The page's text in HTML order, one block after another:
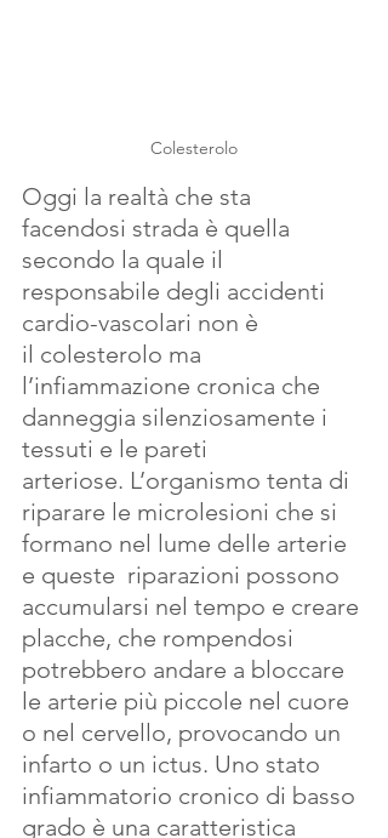
Colesterolo
Oggi la realtà che sta
facendosi strada è quella
secondo la quale il
responsabile degli accidenti
cardio-vascolari non è
il colesterolo ma
l’infiammazione cronica che
danneggia silenziosamente i
tessuti e le pareti
arteriose. L’organismo tenta di
riparare le microlesioni che si
formano nel lume delle arterie
e queste  riparazioni possono
accumularsi nel tempo e creare
placche, che rompendosi
potrebbero andare a bloccare
le arterie più piccole nel cuore
o nel cervello, provocando un
infarto o un ictus. Uno stato
infiammatorio cronico di basso
grado è una caratteristica